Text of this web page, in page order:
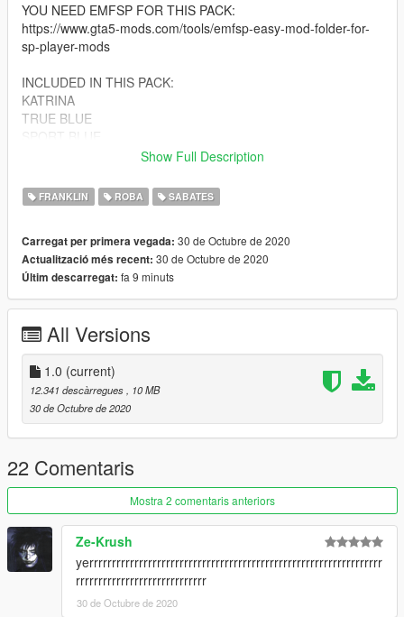
YOU NEED EMFSP FOR THIS PACK:
https://www.gta5-mods.com/tools/emfsp-easy-mod-folder-for-
sp-player-mods
INCLUDED IN THIS PACK:
KATRINA
TRUE BLUE
WHITE CEMENT
BLACK CEMENT
Show Full Description
FRANKLIN ROBA SABATES
Carregat per primera vegada: 30 de Octubre de 2020
Actualització més recent: 30 de Octubre de 2020
Últim descarregat: fa 9 minuts
All Versions
1.0 (current)
12.341 descàrregues
, 10 MB
30 de Octubre de 2020
22 Comentaris
Mostra 2 comentaris anteriors
Ze-Krush
yerrrrrrrrrrrrrrrrrrrrrrrrrrrrrrrrrrrrrrrrrrrrrrrrrrrrrrrrrrrrrrrrr
rrrrrrrrrrrrrrrrrrrrrrrrrrrrr
30 de Octubre de 2020